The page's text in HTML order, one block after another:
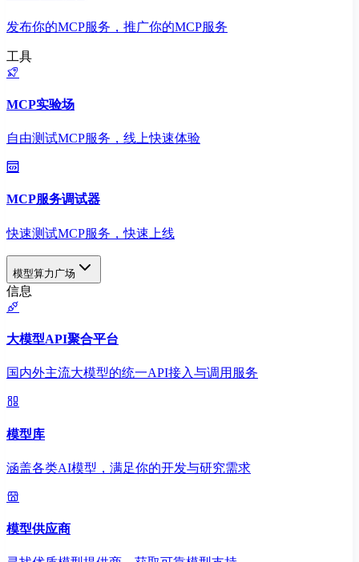
发布你的MCP服务，推广你的MCP服务
工具
MCP实验场
自由测试MCP服务，线上快速体验
MCP服务调试器
快速测试MCP服务，快速上线
模型算力广场
信息
大模型API聚合平台
国内外主流大模型的统一API接入与调用服务
模型库
涵盖各类AI模型，满足你的开发与研究需求
模型供应商